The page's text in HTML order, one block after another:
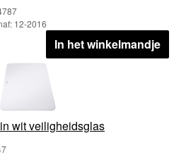
12-2016
In het winkelmandje
wit veiligheidsglas